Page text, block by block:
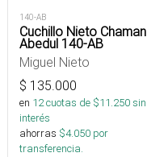
140-AB
Cuchillo Nieto Chaman
Abedul 140-AB
Miguel Nieto
$ 135.000
en 12cuotas de $11.250sin
interés
ahorras $4.050 por
transferencia.